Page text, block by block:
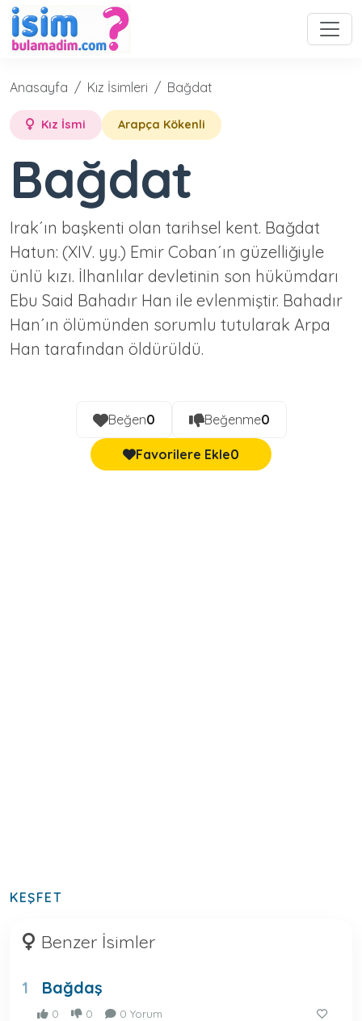
Anasayfa Kız İsimleri Bağdat
Kız İsmi Arapça Kökenli
Bağdat
Irak´ın başken­ti olan tarihsel kent. Bağdat
Hatun: (XIV. yy.) Emir Coban´ın güzelliğiyle
ünlü kızı. İlhanlılar devletinin son hükümdarı
Ebu Said Bahadır Han ile evlenmiştir. Bahadır
Han´ın ölümünden sorumlu tutularak Arpa
Han tarafından öldürüldü.
Beğen0 Beğenme0
Favorilere Ekle0
KEŞFET
Benzer İsimler
1 Bağdaş
0 0 0 Yorum